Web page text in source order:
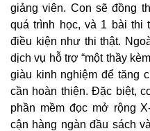
giảng viên. Con sẽ đồng
quá trình học, và 1 bài thi
điều kiện như thi thật.
dịch vụ hỗ trợ “một thầy
giàu kinh nghiệm để tăng
cần hoàn thiện. Đặc biệt,
phần mềm đọc mở rộng
cận hàng ngàn đầu sách